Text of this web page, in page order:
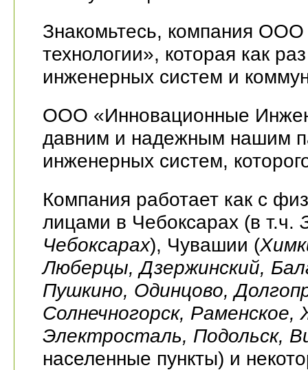
Знакомьтесь, компания
технологии», которая как
инженерных систем и
ООО «Инновационные
давним и надежным нашим
инженерных систем,
Компания работает как с
лицами в Чебоксарах (в т.ч.
Чебоксарах), Чувашии (
Люберцы, Дзержинский,
Пушкино, Одинцово,
Солнечногорск, Раменское,
Электросталь, Подольск,
населенные пункты) и